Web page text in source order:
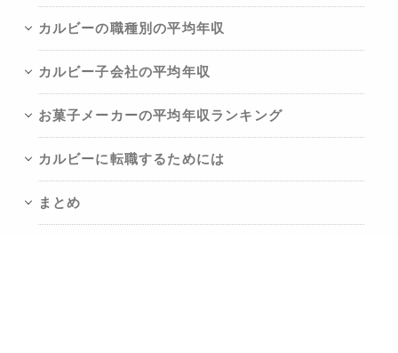
カルビーの職種別の平均年収
カルビー子会社の平均年収
お菓子メーカーの平均年収ランキング
カルビーに転職するためには
まとめ